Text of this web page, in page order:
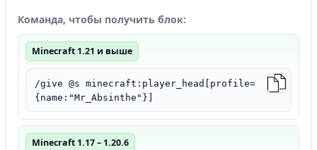
Команда, чтобы получить блок:
Minecraft 1.21 и выше
/give @s minecraft:player_head[profile=
{name:"Mr_Absinthe"}]
Minecraft 1.17 – 1.20.6